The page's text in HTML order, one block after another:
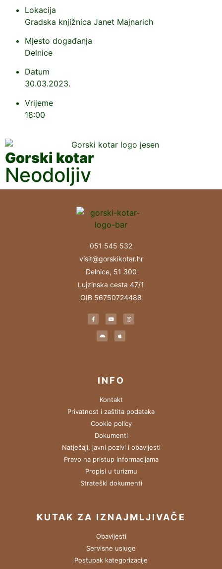
Lokacija
Gradska knjižnica Janet Majnarich
Mjesto događanja
Delnice
Datum
30.03.2023.
Vrijeme
18:00
Gorski kotar
Neodoljiv
051 545 532
visit@gorskikotar.hr
Delnice, 51 300
Lujzinska cesta 47/1
OIB 56750724488
INFO
Kontakt
Privatnost i zaštita podataka
Cookie policy
Dokumenti
Natječaji, javni pozivi i obavijesti
Pravo na pristup informacijama
Propisi u turizmu
Strateški dokumenti
KUTAK ZA IZNAJMLJIVAČE
Obavijesti
Servisne usluge
Postupak kategorizacije